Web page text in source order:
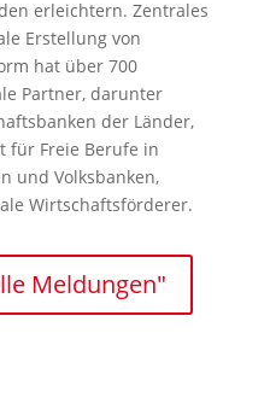
erleichtern. Zentrales
Erstellung von
hat über 700
Partner, darunter
der Länder,
für Freie Berufe in
und Volksbanken,
Wirtschaftsförderer.
Meldungen"